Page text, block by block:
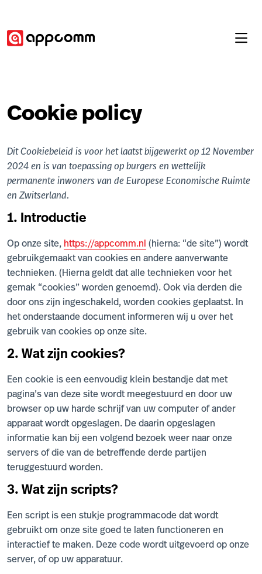
Cookie policy
Dit Cookiebeleid is voor het laatst bijgewerkt op 12 November
2024 en is van toepassing op burgers en wettelijk
permanente inwoners van de Europese Economische Ruimte
en Zwitserland.
1. Introductie
Op onze site, https://appcomm.nl (hierna: “de site”) wordt
gebruikgemaakt van cookies en andere aanverwante
technieken. (Hierna geldt dat alle technieken voor het
gemak “cookies” worden genoemd). Ook via derden die
door ons zijn ingeschakeld, worden cookies geplaatst. In
het onderstaande document informeren wij u over het
gebruik van cookies op onze site.
2. Wat zijn cookies?
Een cookie is een eenvoudig klein bestandje dat met
pagina’s van deze site wordt meegestuurd en door uw
browser op uw harde schrijf van uw computer of ander
apparaat wordt opgeslagen. De daarin opgeslagen
informatie kan bij een volgend bezoek weer naar onze
servers of die van de betreffende derde partijen
teruggestuurd worden.
3. Wat zijn scripts?
Een script is een stukje programmacode dat wordt
gebruikt om onze site goed te laten functioneren en
interactief te maken. Deze code wordt uitgevoerd op onze
server, of op uw apparatuur.